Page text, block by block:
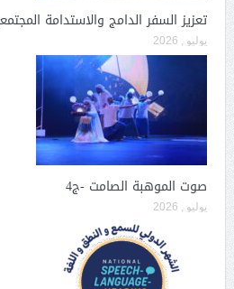
تعزيز السفر الدامج والاستدامة
يوليو , 2026
صوت الموهبة الصامت -ج4
يوليو , 2026